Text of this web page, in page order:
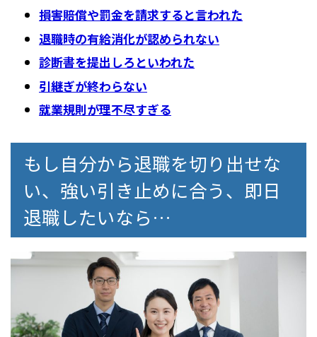
損害賠償や罰金を請求すると言われた
退職時の有給消化が認められない
診断書を提出しろといわれた
引継ぎが終わらない
就業規則が理不尽すぎる
もし自分から退職を切り出せな
い、強い引き止めに合う、即日
退職したいなら…